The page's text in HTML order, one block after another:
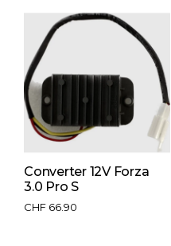
Converter 12V Forza
3.0 Pro S
CHF 66.90